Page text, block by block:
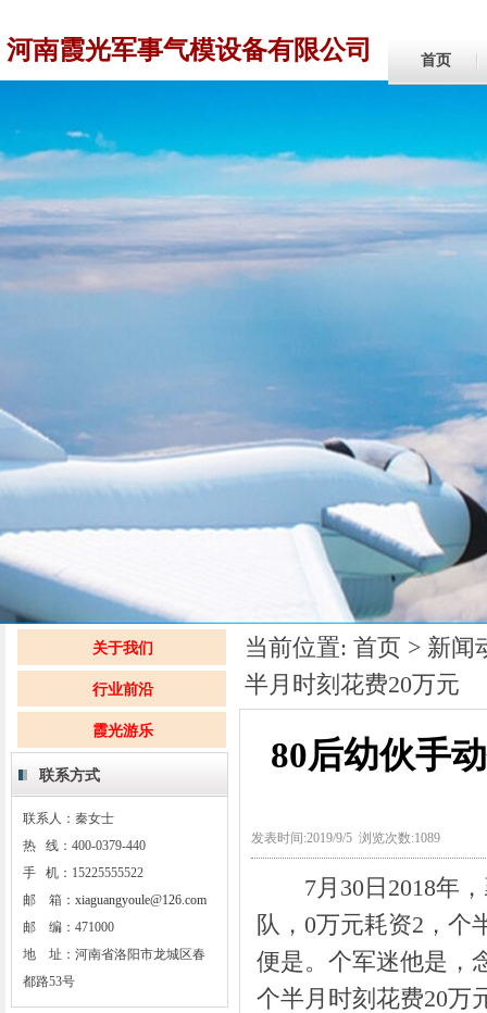
河南霞光军事气模设备有限公司 首页
关于我们
行业前沿
霞光游乐
联系方式
联系人：秦女士
热 线：400-0379-440
手 机：15225555522
邮 箱： xiaguangyoule@126.com
邮 编：471000
地 址：河南省洛阳市龙城区春
都路53号
当前位置: 首页 > 新闻
半月时刻花费20万元
80后幼伙手
发表时间:2019/9/5 浏览次数:1089
7月30日2018年，
队，0万元耗资2，个
便是。个军迷他是，
个半月时刻花费20万